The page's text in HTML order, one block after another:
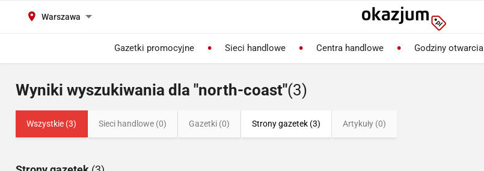
Warszawa
Gazetki promocyjne Sieci handlowe Centra handlowe Godziny otwarcia
Wyniki wyszukiwania dla "north-coast"(3)
Wszystkie (3) Sieci handlowe (0) Gazetki (0) Strony gazetek (3) Artykuły (0)